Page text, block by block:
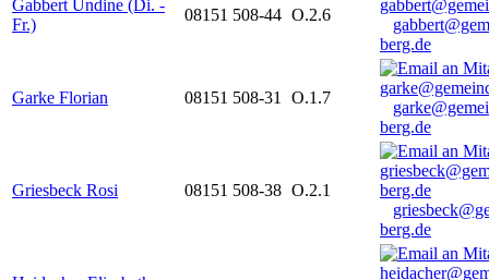
Gabbert Undine (Di. -
Fr.)
08151 508-44 O.2.6
berg.de
Garke Florian 08151 508-31 O.1.7
berg.de
Griesbeck Rosi 08151 508-38 O.2.1
berg.de